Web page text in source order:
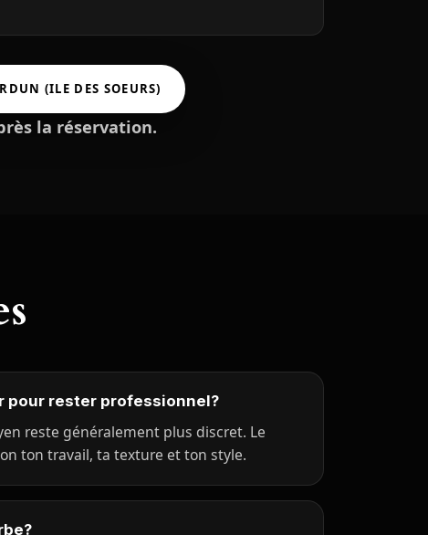
(ILE DES SOEURS)
la réservation.
pour rester professionnel?
reste généralement plus discret. Le
ton travail, ta texture et ton style.